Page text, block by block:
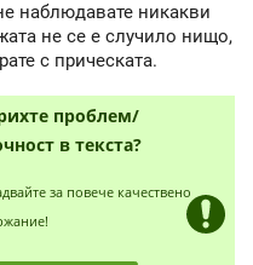
наблюдавате никакви
не се е случило нищо,
с прическата.
проблем/
в текста?
за повече качествено